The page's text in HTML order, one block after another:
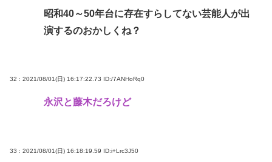
昭和40～50年台に存在すらしてない芸能人が出
演するのおかしくね？
32 : 2021/08/01(日) 16:17:22.73 ID:/7ANHoRq0
永沢と藤木だろけど
33 : 2021/08/01(日) 16:18:19.59 ID:i+Lrc3J50